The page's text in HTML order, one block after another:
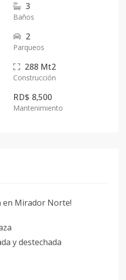
3
Baños
2
Parqueos
288 Mt2
Construcción
RD$ 8,500
Mantenimiento
en Mirador Norte!
y destechada